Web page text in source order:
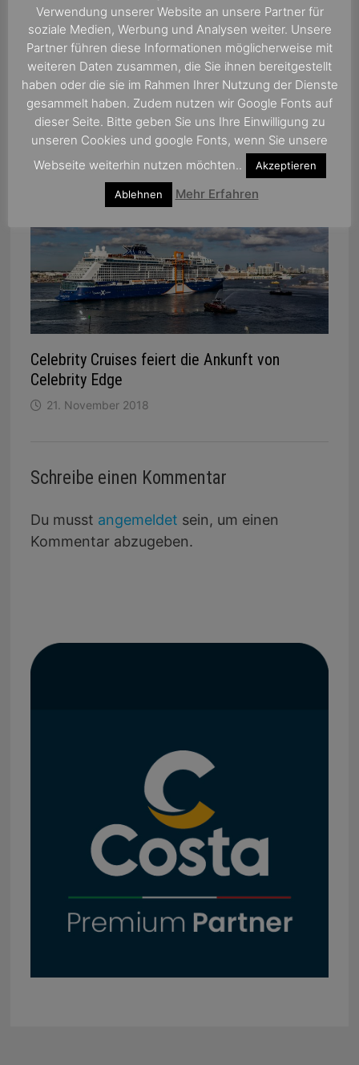
MSC präsentiert die MSC Specials
Celebrity Cruises feiert die Ankunft von
Celebrity Edge
21. November 2018
Schreibe einen Kommentar
Du musst angemeldet sein, um einen
Kommentar abzugeben.
Verwendung unserer Website an unsere Partner für
soziale Medien, Werbung und Analysen weiter. Unsere
Partner führen diese Informationen möglicherweise mit
weiteren Daten zusammen, die Sie ihnen bereitgestellt
haben oder die sie im Rahmen Ihrer Nutzung der Dienste
gesammelt haben. Zudem nutzen wir Google Fonts auf
dieser Seite. Bitte geben Sie uns Ihre Einwilligung zu
unseren Cookies und google Fonts, wenn Sie unsere
Webseite weiterhin nutzen möchten..
Akzeptieren
Ablehnen Mehr Erfahren